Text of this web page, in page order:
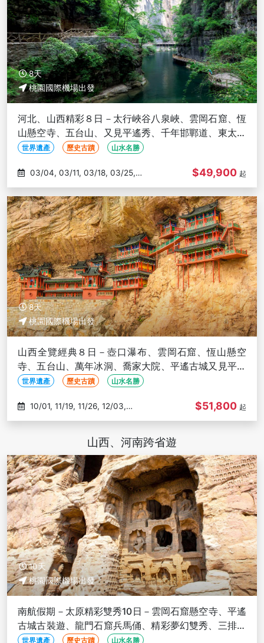
8天
桃園國際機場出發
河北、山西精彩８日－太行峽谷八泉峽、雲岡石窟、恆
山懸空寺、五台山、又見平遙秀、千年邯鄲道、東太行
風景畫廊(文化參訪)
世界遺產 歷史古蹟 山水名勝
04/01
$49,900 起
8天
桃園國際機場出發
山西全覽經典８日－壺口瀑布、雲岡石窟、恆山懸空
寺、五台山、萬年冰洞、喬家大院、平遙古城又見平遙
秀、三排座椅(文化參訪)
世界遺產 歷史古蹟 山水名勝
12/10
$51,800 起
山西、河南跨省遊
10天
桃園國際機場出發
南航假期－太原精彩雙秀10日－雲岡石窟懸空寺、平遙
古城古裝遊、龍門石窟兵馬俑、精彩夢幻雙秀、三排椅
(文化參訪)
世界遺產 歷史古蹟 山水名勝